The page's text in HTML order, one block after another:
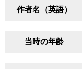
作者名（英語）
当時の年齢